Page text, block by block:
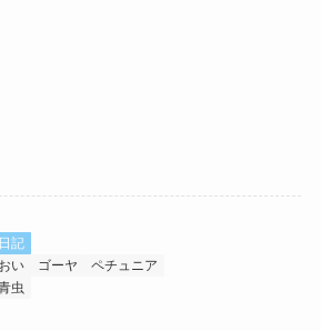
記
い
ゴーヤ
ペチュニア
虫